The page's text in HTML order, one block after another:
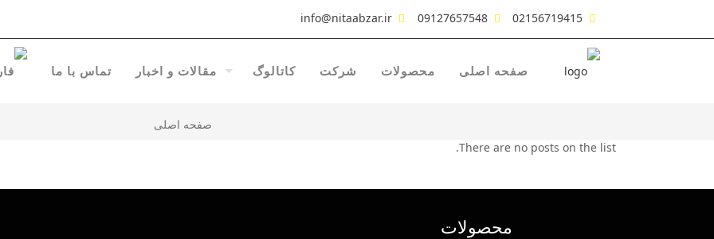
02156719415
09127657548
info@nitaabzar.ir
صفحه اصلی محصولات شرکت کاتالوگ مقالات و اخبار تماس با ما
صفحه اصلی
There are no posts on the list.
محصولات